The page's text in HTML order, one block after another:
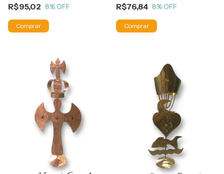
R$95,02 8% OFF R$76,84 8% OFF